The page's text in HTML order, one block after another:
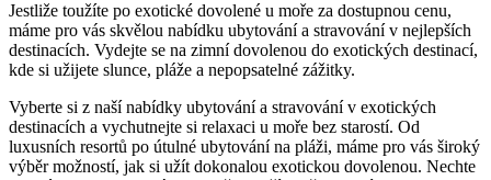
Jestliže toužíte po exotické ⁢dovolené u ⁢moře ‌za dostupnou⁢ cenu,
máme pro vás skvělou ⁢nabídku ubytování‍ a ‌stravování v nejlepších
destinacích.​ Vydejte se na‌ zimní⁣ dovolenou do exotických​ destinací,
‍kde ‍si​ užijete slunce, pláže a nepopsatelné zážitky.
Vyberte si ​z naší⁢ nabídky ubytování ⁢a stravování⁣ v exotických
destinacích a vychutnejte si relaxaci u moře bez starostí.⁢ Od⁣
luxusních resortů po útulné ubytování na pláži, máme pro vás⁤ široký
⁣výběr možností, ​jak⁣ si⁤ užít‌ dokonalou ⁤exotickou dovolenou. Nechte